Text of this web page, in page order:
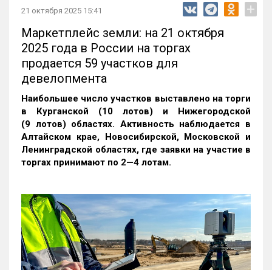
21 октября 2025 15:41 +
Маркетплейс земли: на 21 октября
2025 года в России на торгах
продается 59 участков для
девелопмента
Наибольшее число участков выставлено на торги
в Курганской (10 лотов) и Нижегородской
(9 лотов) областях. Активность наблюдается в
Алтайском крае, Новосибирской, Московской и
Ленинградской областях, где заявки на участие в
торгах принимают по 2—4 лотам.